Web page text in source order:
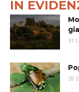
IN
31
26